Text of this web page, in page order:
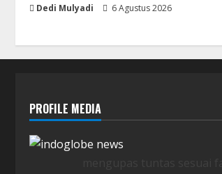
Dedi Mulyadi 6 Agustus 2026
PROFILE MEDIA